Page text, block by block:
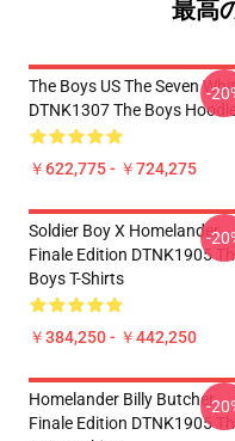
最高
The Boys US The Seven
DTNK1307 The Boys
￥622,775 - ￥724,275
-
Soldier Boy X Homelander
Finale Edition DTNK1905
Boys T-Shirts
￥384,250 - ￥442,250
-
Homelander Billy Butcher
Finale Edition DTNK1905
-